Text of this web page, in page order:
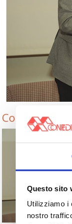
Questo sito
Utilizziamo i
nostro